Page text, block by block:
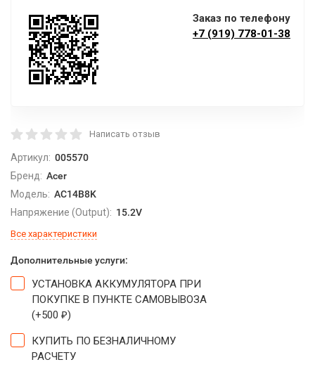
Заказ по телефону
+7 (919) 778-01-38
Написать отзыв
Артикул: 005570
Бренд: Acer
Модель: AC14B8K
Напряжение (Output): 15.2V
Все характеристики
Дополнительные услуги:
УСТАНОВКА АККУМУЛЯТОРА ПРИ
ПОКУПКЕ В ПУНКТЕ САМОВЫВОЗА
(+500 ₽)
КУПИТЬ ПО БЕЗНАЛИЧНОМУ
РАСЧЕТУ